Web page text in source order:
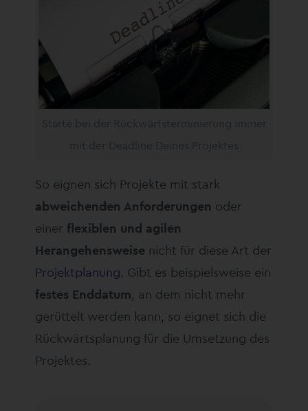
So eignen sich Projekte mit stark
abweichenden Anforderungen oder
einer flexiblen und agilen
Herangehensweise nicht für diese Art der
Projektplanung. Gibt es beispielsweise ein
festes Enddatum, an dem nicht mehr
gerüttelt werden kann, so eignet sich die
Rückwärtsplanung für die Umsetzung des
Projektes.